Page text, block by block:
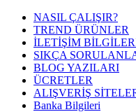
NASIL ÇALIŞIR?
TREND ÜRÜNLER
İLETİŞİM
SIKÇA
BLOG YAZILARI
ÜCRETLER
ALIŞVERİŞ
Banka Bilgileri